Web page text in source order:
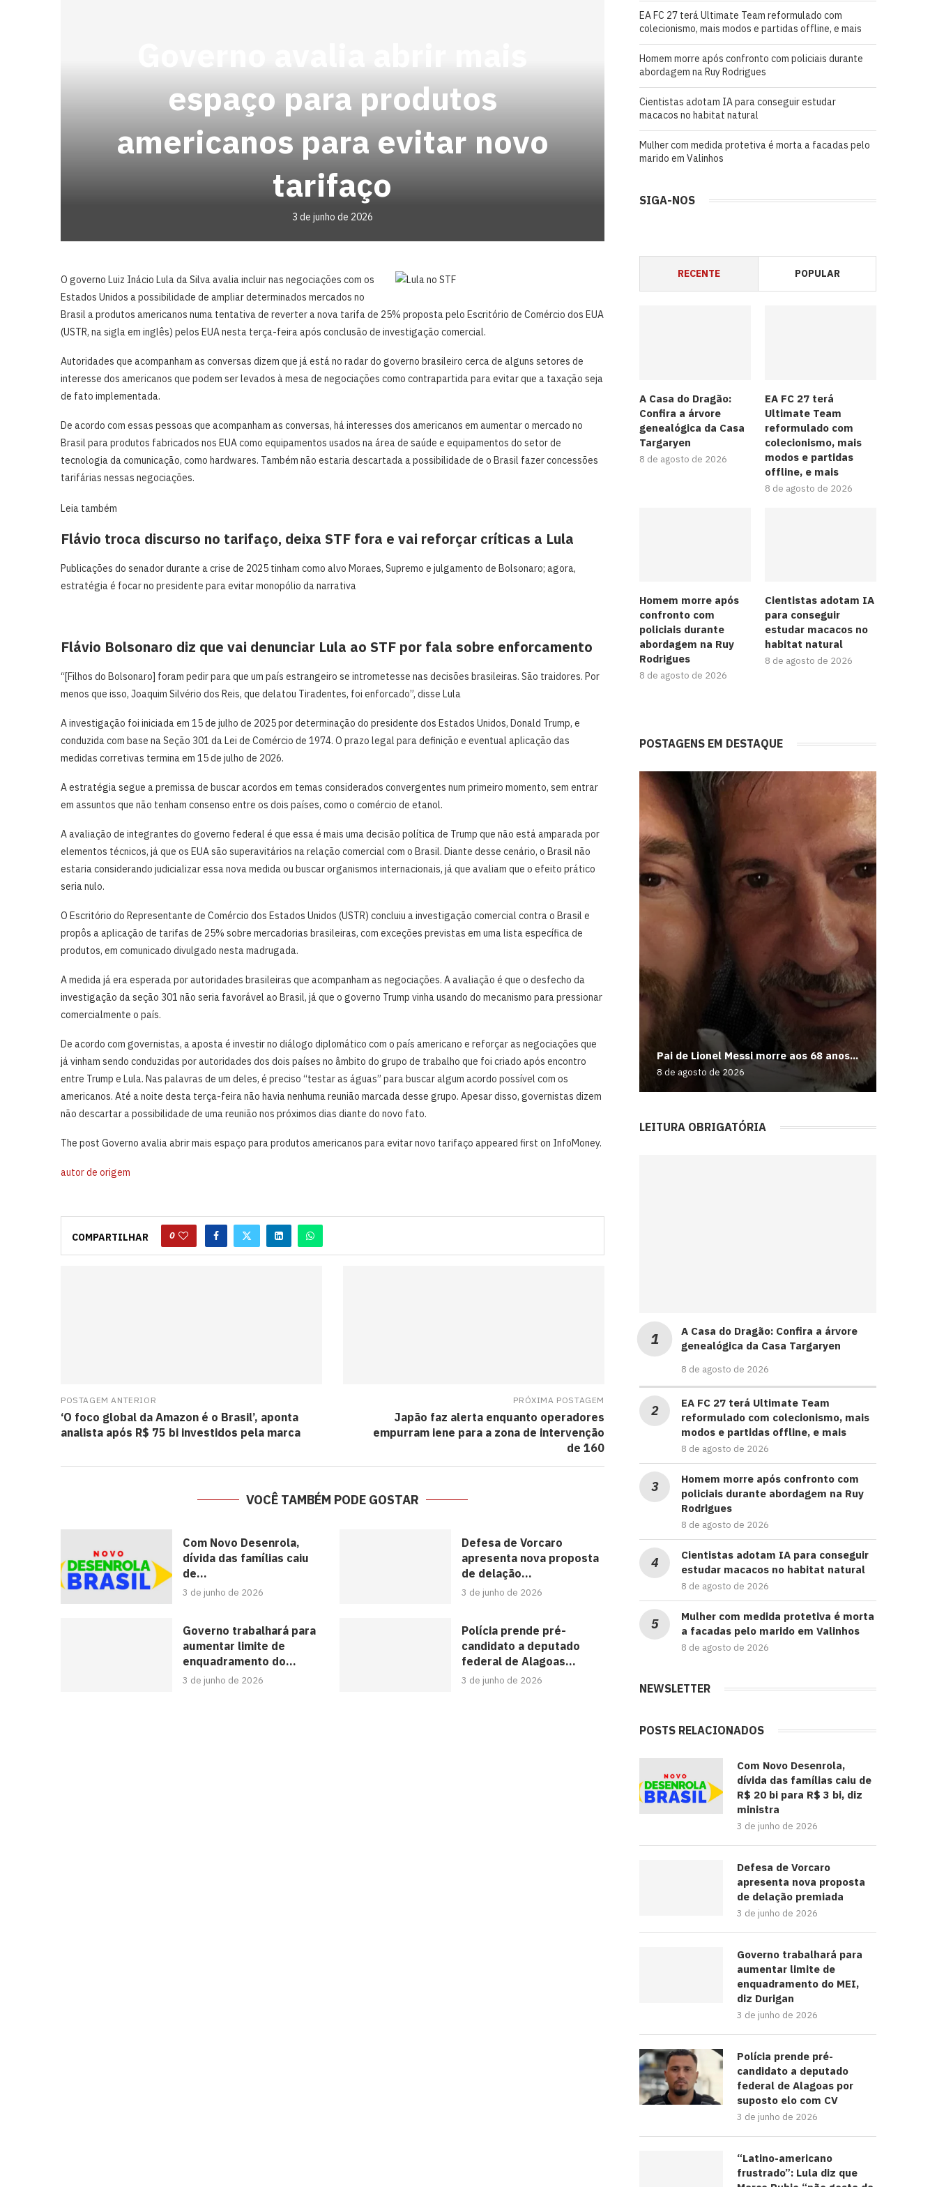
espaço para produtos
americanos para evitar novo
tarifaço
3 de junho de 2026
O governo Luiz Inácio Lula da Silva avalia incluir nas negociações com os
Estados Unidos a possibilidade de ampliar determinados mercados no
Brasil a produtos americanos numa tentativa de reverter a nova tarifa de 25% proposta pelo Escritório de Comércio dos EUA
(USTR, na sigla em inglês) pelos EUA nesta terça-feira após conclusão de investigação comercial.
Autoridades que acompanham as conversas dizem que já está no radar do governo brasileiro cerca de alguns setores de
interesse dos americanos que podem ser levados à mesa de negociações como contrapartida para evitar que a taxação seja
de fato implementada.
De acordo com essas pessoas que acompanham as conversas, há interesses dos americanos em aumentar o mercado no
Brasil para produtos fabricados nos EUA como equipamentos usados na área de saúde e equipamentos do setor de
tecnologia da comunicação, como hardwares. Também não estaria descartada a possibilidade de o Brasil fazer concessões
tarifárias nessas negociações.
Leia também
Flávio troca discurso no tarifaço, deixa STF fora e vai reforçar críticas a Lula
Publicações do senador durante a crise de 2025 tinham como alvo Moraes, Supremo e julgamento de Bolsonaro; agora,
estratégia é focar no presidente para evitar monopólio da narrativa
Flávio Bolsonaro diz que vai denunciar Lula ao STF por fala sobre enforcamento
“[Filhos do Bolsonaro] foram pedir para que um país estrangeiro se intrometesse nas decisões brasileiras. São traidores. Por
menos que isso, Joaquim Silvério dos Reis, que delatou Tiradentes, foi enforcado”, disse Lula
A investigação foi iniciada em 15 de julho de 2025 por determinação do presidente dos Estados Unidos, Donald Trump, e
conduzida com base na Seção 301 da Lei de Comércio de 1974. O prazo legal para definição e eventual aplicação das
medidas corretivas termina em 15 de julho de 2026.
A estratégia segue a premissa de buscar acordos em temas considerados convergentes num primeiro momento, sem entrar
em assuntos que não tenham consenso entre os dois países, como o comércio de etanol.
A avaliação de integrantes do governo federal é que essa é mais uma decisão política de Trump que não está amparada por
elementos técnicos, já que os EUA são superavitários na relação comercial com o Brasil. Diante desse cenário, o Brasil não
estaria considerando judicializar essa nova medida ou buscar organismos internacionais, já que avaliam que o efeito prático
seria nulo.
O Escritório do Representante de Comércio dos Estados Unidos (USTR) concluiu a investigação comercial contra o Brasil e
propôs a aplicação de tarifas de 25% sobre mercadorias brasileiras, com exceções previstas em uma lista específica de
produtos, em comunicado divulgado nesta madrugada.
A medida já era esperada por autoridades brasileiras que acompanham as negociações. A avaliação é que o desfecho da
investigação da seção 301 não seria favorável ao Brasil, já que o governo Trump vinha usando do mecanismo para pressionar
comercialmente o país.
De acordo com governistas, a aposta é investir no diálogo diplomático com o país americano e reforçar as negociações que
já vinham sendo conduzidas por autoridades dos dois países no âmbito do grupo de trabalho que foi criado após encontro
entre Trump e Lula. Nas palavras de um deles, é preciso “testar as águas” para buscar algum acordo possível com os
americanos. Até a noite desta terça-feira não havia nenhuma reunião marcada desse grupo. Apesar disso, governistas dizem
não descartar a possibilidade de uma reunião nos próximos dias diante do novo fato.
The post Governo avalia abrir mais espaço para produtos americanos para evitar novo tarifaço appeared first on InfoMoney.
autor de origem
COMPARTILHAR 0
POSTAGEM ANTERIOR
‘O foco global da Amazon é o Brasil’, aponta
analista após R$ 75 bi investidos pela marca
PRÓXIMA POSTAGEM
Japão faz alerta enquanto operadores
empurram iene para a zona de intervenção
de 160
VOCÊ TAMBÉM PODE GOSTAR
Com Novo Desenrola,
dívida das famílias caiu
de...
3 de junho de 2026
Defesa de Vorcaro
apresenta nova proposta
de delação...
3 de junho de 2026
Governo trabalhará para
aumentar limite de
enquadramento do...
3 de junho de 2026
Polícia prende pré-
candidato a deputado
federal de Alagoas...
3 de junho de 2026
EA FC 27 terá Ultimate Team reformulado com
colecionismo, mais modos e partidas offline, e mais
Homem morre após confronto com policiais durante
abordagem na Ruy Rodrigues
Cientistas adotam IA para conseguir estudar
macacos no habitat natural
Mulher com medida protetiva é morta a facadas pelo
marido em Valinhos
SIGA-NOS
RECENTE POPULAR
A Casa do Dragão:
Confira a árvore
genealógica da Casa
Targaryen
8 de agosto de 2026
EA FC 27 terá
Ultimate Team
reformulado com
colecionismo, mais
modos e partidas
offline, e mais
8 de agosto de 2026
Homem morre após
confronto com
policiais durante
abordagem na Ruy
Rodrigues
8 de agosto de 2026
Cientistas adotam IA
para conseguir
estudar macacos no
habitat natural
8 de agosto de 2026
POSTAGENS EM DESTAQUE
Pai de Lionel Messi morre aos 68 anos...
8 de agosto de 2026
LEITURA OBRIGATÓRIA
A Casa do Dragão: Confira a árvore
genealógica da Casa Targaryen
8 de agosto de 2026
EA FC 27 terá Ultimate Team
reformulado com colecionismo, mais
modos e partidas offline, e mais
8 de agosto de 2026
Homem morre após confronto com
policiais durante abordagem na Ruy
Rodrigues
8 de agosto de 2026
Cientistas adotam IA para conseguir
estudar macacos no habitat natural
8 de agosto de 2026
Mulher com medida protetiva é morta
a facadas pelo marido em Valinhos
8 de agosto de 2026
NEWSLETTER
POSTS RELACIONADOS
Com Novo Desenrola,
dívida das famílias caiu de
R$ 20 bi para R$ 3 bi, diz
ministra
3 de junho de 2026
Defesa de Vorcaro
apresenta nova proposta
de delação premiada
3 de junho de 2026
Governo trabalhará para
aumentar limite de
enquadramento do MEI,
diz Durigan
3 de junho de 2026
Polícia prende pré-
candidato a deputado
federal de Alagoas por
suposto elo com CV
3 de junho de 2026
“Latino-americano
frustrado”: Lula diz que